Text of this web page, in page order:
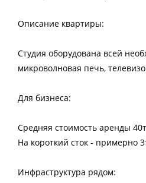
Описание квартиры:
Студия оборудована всей
микроволновая печь,
Для бизнеса:
Средняя стоимость аренды
На короткий сток - примерно
Инфраструктура рядом: